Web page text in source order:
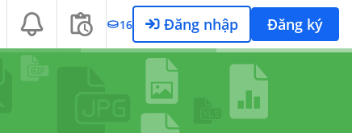
16 Đăng nhập Đăng ký